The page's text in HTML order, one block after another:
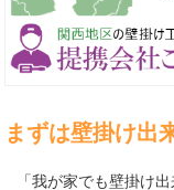
まずは壁掛け出
「我が家でも壁掛け出